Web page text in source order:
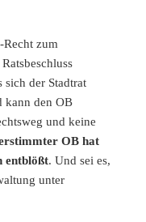
Recht zum
sich der Stadtrat
kann den OB
und keine
OB hat
entblößt. Und sei es,
unter